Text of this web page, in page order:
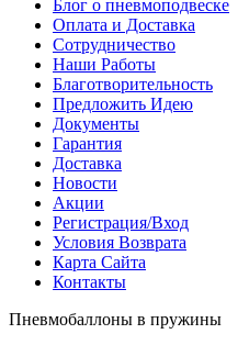
Блог о пневмоподвеске
Оплата и Доставка
Сотрудничество
Наши Работы
Благотворительность
Предложить Идею
Документы
Гарантия
Доставка
Новости
Акции
Регистрация/Вход
Условия Возврата
Карта Сайта
Контакты
Пневмобаллоны в пружины